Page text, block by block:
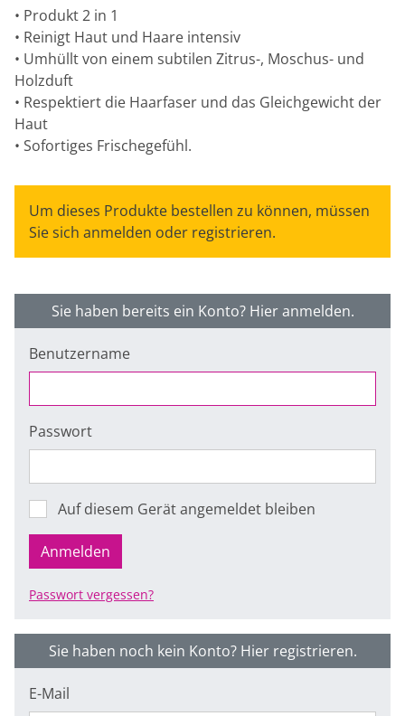
• Produkt 2 in 1
• Reinigt Haut und Haare intensiv
• Umhüllt von einem subtilen Zitrus-, Moschus- und
Holzduft
• Respektiert die Haarfaser und das Gleichgewicht der
Haut
• Sofortiges Frischegefühl.
Um dieses Produkte bestellen zu können, müssen
Sie sich anmelden oder registrieren.
Sie haben bereits ein Konto? Hier anmelden.
Benutzername
Passwort
Auf diesem Gerät angemeldet bleiben
Anmelden
Passwort vergessen?
Sie haben noch kein Konto? Hier registrieren.
E-Mail